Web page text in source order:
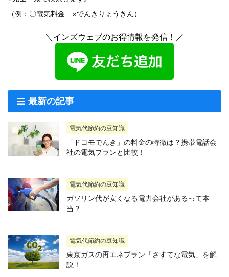
（例：〇電気料金 ×でんきりょうきん）
＼インズウェブのお得情報を発信！／
最新の記事
電気代節約の豆知識
「ドコモでんき」の料金の特徴は？携帯電話会
社の電気プランと比較！
電気代節約の豆知識
ガソリン代が安くなる電力会社があるって本
当？
電気代節約の豆知識
東京ガスの再エネプラン「さすてな電気」を解
説！